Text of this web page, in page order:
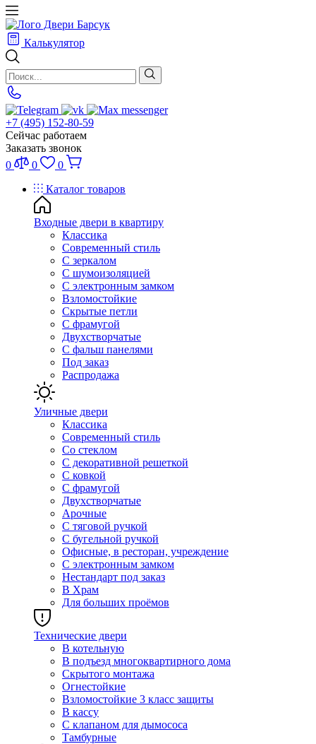
Калькулятор
+7 (495) 152-80-59
Сейчас работаем
Заказать звонок
0
0
0
Каталог товаров
Входные двери в квартиру
Классика
Современный стиль
С зеркалом
С шумоизоляцией
С электронным замком
Взломостойкие
Скрытые петли
С фрамугой
Двухстворчатые
С фальш панелями
Под заказ
Распродажа
Уличные двери
Классика
Современный стиль
Со стеклом
С декоративной решеткой
С ковкой
С фрамугой
Двухстворчатые
Арочные
С тяговой ручкой
С бугельной ручкой
Офисные, в ресторан, учреждение
С электронным замком
Нестандарт под заказ
В Храм
Для больших проёмов
Технические двери
В котельную
В подъезд многоквартирного дома
Скрытого монтажа
Огнестойкие
Взломостойкие 3 класс защиты
В кассу
С клапаном для дымососа
Тамбурные